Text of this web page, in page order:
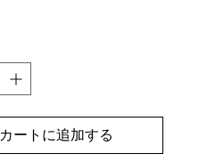
カートに追加する